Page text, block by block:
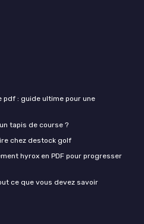
: guide ultime pour une
tapis de course ?
chez destock golf
hyrox en PDF pour progresser
ce que vous devez savoir